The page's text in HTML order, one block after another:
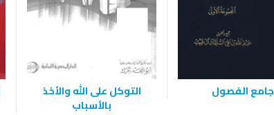
جامع الفصول التوكل على الله والأخذ
بالأسباب